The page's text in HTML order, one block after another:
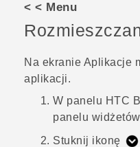
POMOC TECHNICZNA
Urządzenia i akcesoria
Zaloguj się
< < Menu
Na ekranie Aplikacje
aplikacji.
W panelu HTC
panelu
Stuknij ikonę